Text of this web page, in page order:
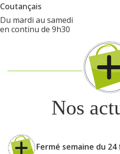
Coutançais
Du mardi au samedi
en continu de 9h30
Nos
Fermé semaine du